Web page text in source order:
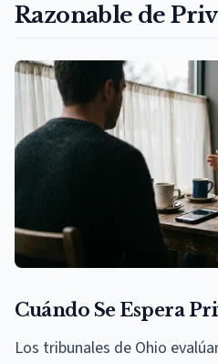
Razonable de
Cuándo Se Espera
Los tribunales de Ohio